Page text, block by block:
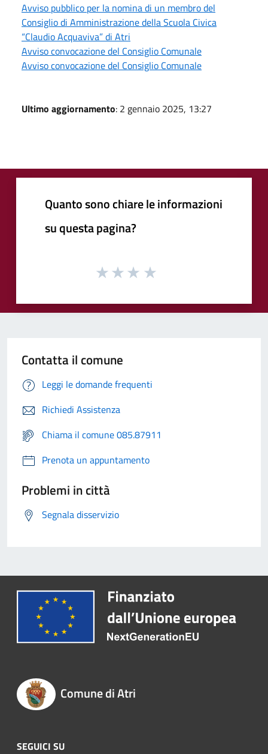
Avviso pubblico per la nomina di un membro del
Consiglio di Amministrazione della Scuola Civica
“Claudio Acquaviva” di Atri
Avviso convocazione del Consiglio Comunale
Avviso convocazione del Consiglio Comunale
Ultimo aggiornamento: 2 gennaio 2025, 13:27
Quanto sono chiare le informazioni
su questa pagina?
Contatta il comune
Leggi le domande frequenti
Richiedi Assistenza
Chiama il comune 085.87911
Prenota un appuntamento
Problemi in città
Segnala disservizio
Comune di Atri
SEGUICI SU